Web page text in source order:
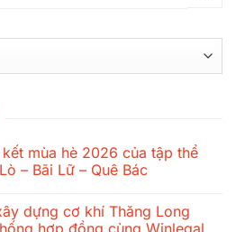
mùa hè 2026 của tập thể
– Bãi Lữ – Quê Bác
dựng cơ khí Thăng Long